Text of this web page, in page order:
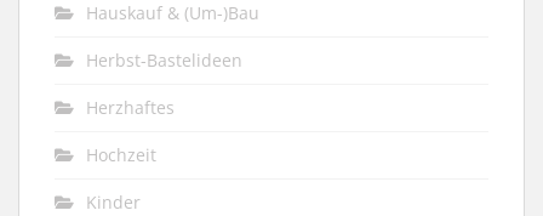
Hauskauf & (Um-)Bau
Herbst-Bastelideen
Herzhaftes
Hochzeit
Kinder